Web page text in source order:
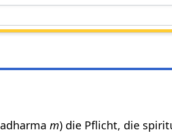
m) die Pflicht, die